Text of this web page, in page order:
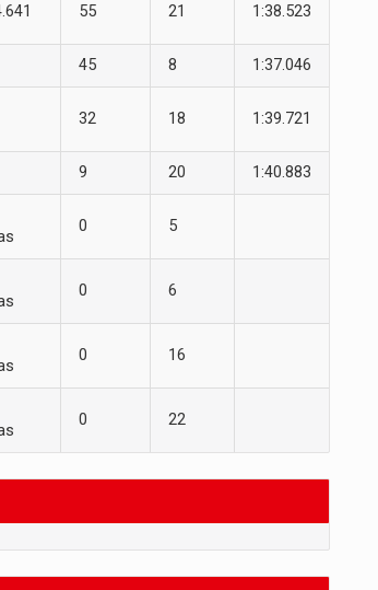
55 21 1:38.523
45 8 1:37.046
32 18 1:39.721
9 20 1:40.883
0 5
0 6
0 16
0 22